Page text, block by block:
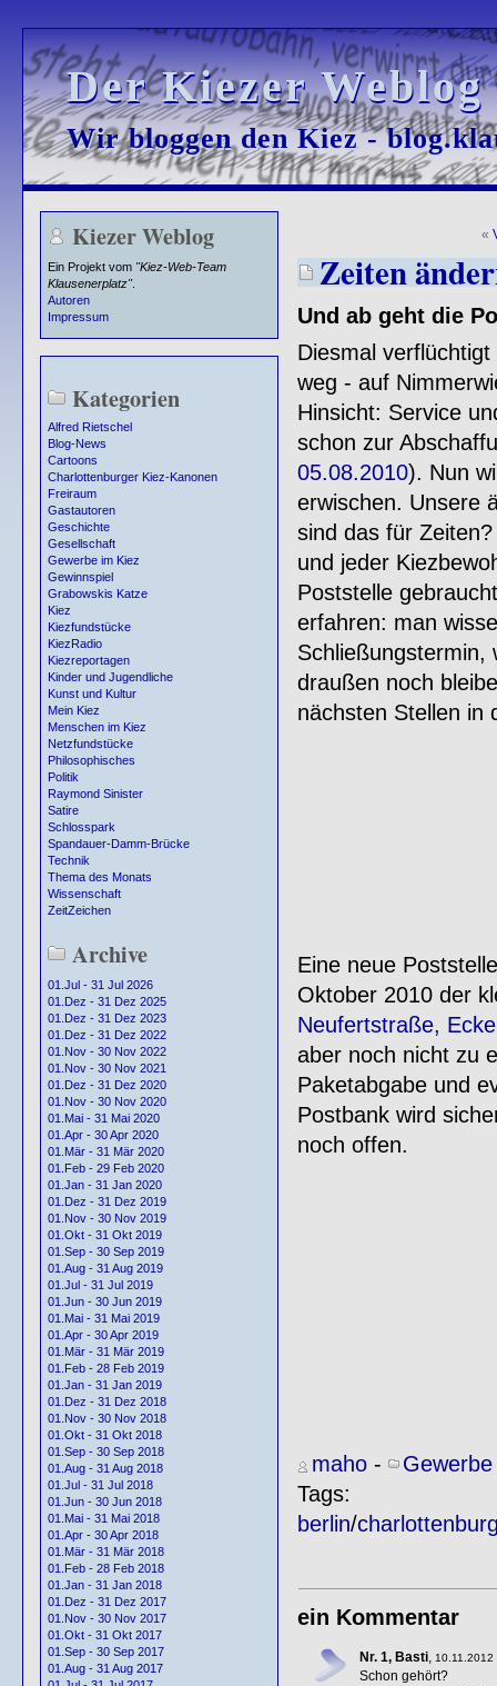
Der Kiezer
Der Kiezer
Wir bloggen den Kiez -
Wir bloggen den Kiez -
Kiezer Weblog
Ein Projekt vom "Kiez-Web-Team
Klausenerplatz".
Autoren
Impressum
Kategorien
Alfred Rietschel
Blog-News
Cartoons
Charlottenburger Kiez-Kanonen
Freiraum
Gastautoren
Geschichte
Gesellschaft
Gewerbe im Kiez
Gewinnspiel
Grabowskis Katze
Kiez
Kiezfundstücke
KiezRadio
Kiezreportagen
Kinder und Jugendliche
Kunst und Kultur
Mein Kiez
Menschen im Kiez
Netzfundstücke
Philosophisches
Politik
Raymond Sinister
Satire
Schlosspark
Spandauer-Damm-Brücke
Technik
Thema des Monats
Wissenschaft
ZeitZeichen
Archive
01.Jul - 31 Jul 2026
01.Dez - 31 Dez 2025
01.Dez - 31 Dez 2023
01.Dez - 31 Dez 2022
01.Nov - 30 Nov 2022
01.Nov - 30 Nov 2021
01.Dez - 31 Dez 2020
01.Nov - 30 Nov 2020
01.Mai - 31 Mai 2020
01.Apr - 30 Apr 2020
01.Mär - 31 Mär 2020
01.Feb - 29 Feb 2020
01.Jan - 31 Jan 2020
01.Dez - 31 Dez 2019
01.Nov - 30 Nov 2019
01.Okt - 31 Okt 2019
01.Sep - 30 Sep 2019
01.Aug - 31 Aug 2019
01.Jul - 31 Jul 2019
01.Jun - 30 Jun 2019
01.Mai - 31 Mai 2019
01.Apr - 30 Apr 2019
01.Mär - 31 Mär 2019
01.Feb - 28 Feb 2019
01.Jan - 31 Jan 2019
01.Dez - 31 Dez 2018
01.Nov - 30 Nov 2018
01.Okt - 31 Okt 2018
01.Sep - 30 Sep 2018
01.Aug - 31 Aug 2018
01.Jul - 31 Jul 2018
01.Jun - 30 Jun 2018
01.Mai - 31 Mai 2018
01.Apr - 30 Apr 2018
01.Mär - 31 Mär 2018
01.Feb - 28 Feb 2018
01.Jan - 31 Jan 2018
01.Dez - 31 Dez 2017
01.Nov - 30 Nov 2017
01.Okt - 31 Okt 2017
01.Sep - 30 Sep 2017
01.Aug - 31 Aug 2017
«
Zeiten
Und ab geht die
Diesmal
weg - auf
Hinsicht: Service
schon zur
05.08.2010). Nun
erwischen. Unsere
sind das für
und jeder
Poststelle
erfahren: man
Schließungstermin,
draußen noch
nächsten Stellen in
Eine neue
Oktober 2010 der
Neufertstraße,
aber noch nicht zu
Paketabgabe und
Postbank wird
noch offen.
maho-
Tags:
berlin/
ein Kommentar
Nr. 1, Basti, 10.11.2012
Schon gehört?